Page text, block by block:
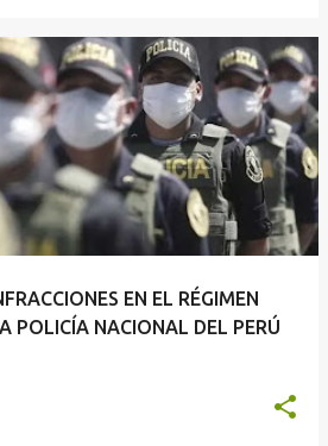
EN EL RÉGIMEN
POLICÍA NACIONAL DEL PERÚ